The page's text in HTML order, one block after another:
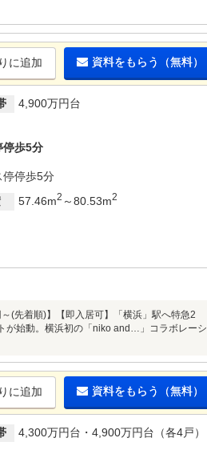
に追加 資料をもらう（無料）
4,900万円台
停歩5分
停停歩5分
57.46m2 ～80.53m2
(先着順)】【即入居可】「横浜」駅へ特急2
が始動。横浜初の「niko and…」コラボレーシ
に追加 資料をもらう（無料）
4,300万円台・4,900万円台（各4戸）